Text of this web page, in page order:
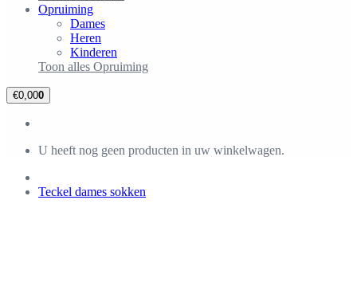
Opruiming
Dames
Heren
Kinderen
Toon alles Opruiming
€0,000
U heeft nog geen producten in uw winkelwagen.
Teckel dames sokken